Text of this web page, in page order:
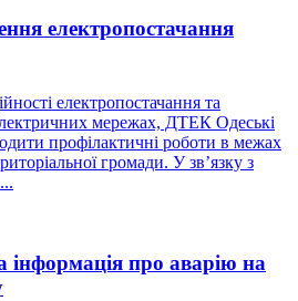
електропостачання
електропостачання та
мережах, ДТЕК Одеські
профілактичні роботи в межах
громади. У зв’язку з
про аварію на